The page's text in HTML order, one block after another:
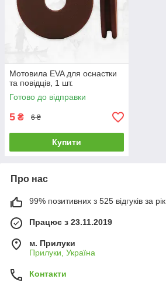
Мотовила EVA для оснастки
та повідців, 1 шт.
Готово до відправки
5 ₴ 6 ₴
Купити
Про нас
99% позитивних з 525 відгуків за рік
Працює з 23.11.2019
м. Прилуки
Прилуки, Україна
Контакти